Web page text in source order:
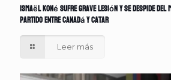
Ismaël Koné sufre grave lesión y se despide del
partido entre Canadá y Catar
Leer más